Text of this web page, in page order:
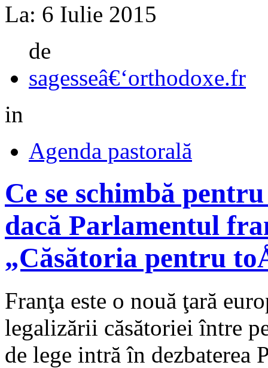
La: 6 Iulie 2015
de
sagesseâ€‘orthodoxe.fr
in
Agenda pastorală
Ce se schimbă
dacă Parlamentul
„Căsătoria pentru
Franţa este o nouă ţară
legalizării căsătoriei între
de lege intră în dezbaterea